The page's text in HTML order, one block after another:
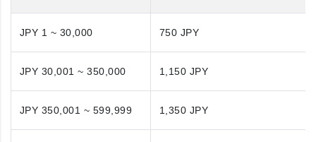
JPY 1 ~ 30,000 750 JPY
JPY 30,001 ~ 350,000 1,150 JPY
JPY 350,001 ~ 599,999 1,350 JPY